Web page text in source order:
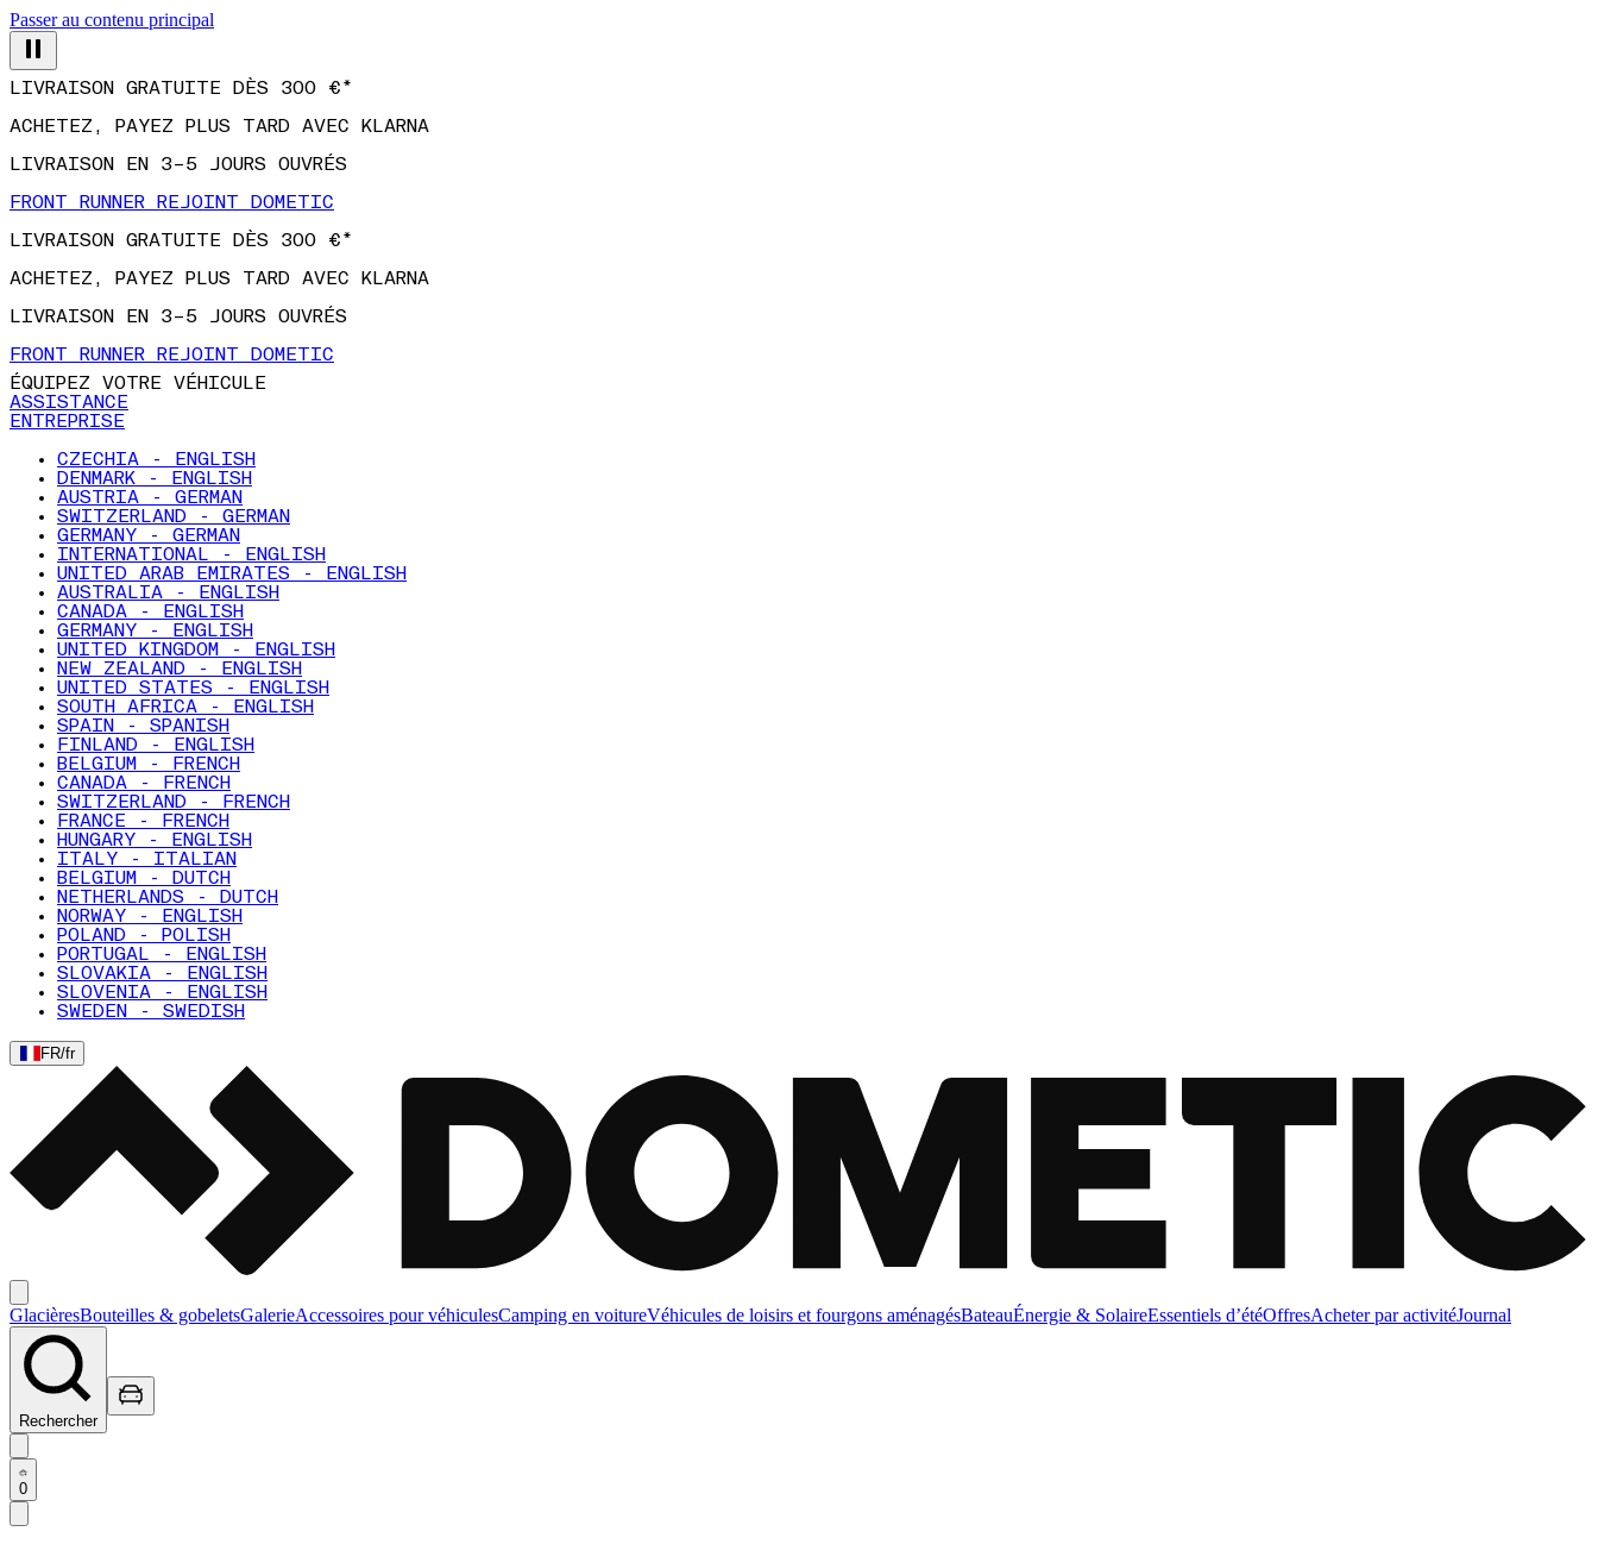
Passer au contenu principal
LIVRAISON GRATUITE DÈS 300 €*
ACHETEZ, PAYEZ PLUS TARD AVEC KLARNA
LIVRAISON EN 3–5 JOURS OUVRÉS
FRONT RUNNER REJOINT DOMETIC
LIVRAISON GRATUITE DÈS 300 €*
ACHETEZ, PAYEZ PLUS TARD AVEC KLARNA
LIVRAISON EN 3–5 JOURS OUVRÉS
FRONT RUNNER REJOINT DOMETIC
ÉQUIPEZ VOTRE VÉHICULE
ASSISTANCE
ENTREPRISE
CZECHIA - ENGLISH
DENMARK - ENGLISH
AUSTRIA - GERMAN
SWITZERLAND - GERMAN
GERMANY - GERMAN
INTERNATIONAL - ENGLISH
UNITED ARAB EMIRATES - ENGLISH
AUSTRALIA - ENGLISH
CANADA - ENGLISH
GERMANY - ENGLISH
UNITED KINGDOM - ENGLISH
NEW ZEALAND - ENGLISH
UNITED STATES - ENGLISH
SOUTH AFRICA - ENGLISH
SPAIN - SPANISH
FINLAND - ENGLISH
BELGIUM - FRENCH
CANADA - FRENCH
SWITZERLAND - FRENCH
FRANCE - FRENCH
HUNGARY - ENGLISH
ITALY - ITALIAN
BELGIUM - DUTCH
NETHERLANDS - DUTCH
NORWAY - ENGLISH
POLAND - POLISH
PORTUGAL - ENGLISH
SLOVAKIA - ENGLISH
SLOVENIA - ENGLISH
SWEDEN - SWEDISH
FR/fr
GlacièresBouteilles & gobeletsGalerieAccessoires pour véhiculesCamping en voitureVéhicules de loisirs et fourgons aménagésBateauÉnergie & SolaireEssentiels d’étéOffresAcheter par activitéJournal
Rechercher
0